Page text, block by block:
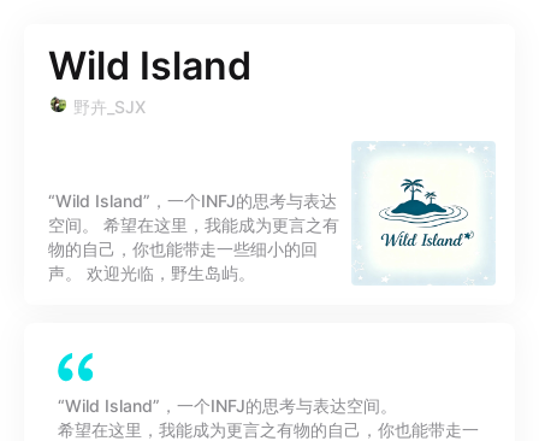
Wild Island
野卉_SJX
“Wild Island”，一个INFJ的思考与表达
空间。 希望在这里，我能成为更言之有
物的自己，你也能带走一些细小的回
声。 欢迎光临，野生岛屿。
“Wild Island”，一个INFJ的思考与表达空间。
希望在这里，我能成为更言之有物的自己，你也能带走一